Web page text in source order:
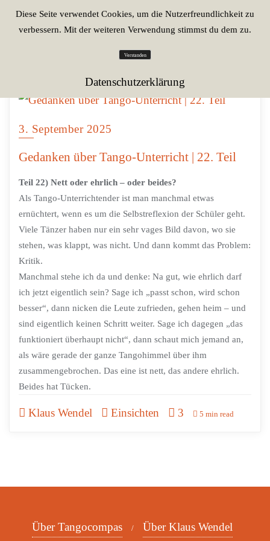
3. September 2025
Gedanken über Tango-Unterricht | 22. Teil
Teil 22) Nett oder ehrlich – oder beides?
Als Tango-Unterrichtender ist man manchmal etwas
ernüchtert, wenn es um die Selbstreflexion der Schüler geht.
Viele Tänzer haben nur ein sehr vages Bild davon, wo sie
stehen, was klappt, was nicht. Und dann kommt das Problem:
Kritik.
Manchmal stehe ich da und denke: Na gut, wie ehrlich darf
ich jetzt eigentlich sein? Sage ich „passt schon, wird schon
besser“, dann nicken die Leute zufrieden, gehen heim – und
sind eigentlich keinen Schritt weiter. Sage ich dagegen „das
funktioniert überhaupt nicht“, dann schaut mich jemand an,
als wäre gerade der ganze Tangohimmel über ihm
zusammengebrochen. Das eine ist nett, das andere ehrlich.
Beides hat Tücken.
Klaus Wendel Einsichten 3 5 min read
Über Tangocompas Über Klaus Wendel
Diese Seite verwendet Cookies, um die Nutzerfreundlichkeit zu
verbessern. Mit der weiteren Verwendung stimmst du dem zu.
Verstanden
Datenschutzerklärung